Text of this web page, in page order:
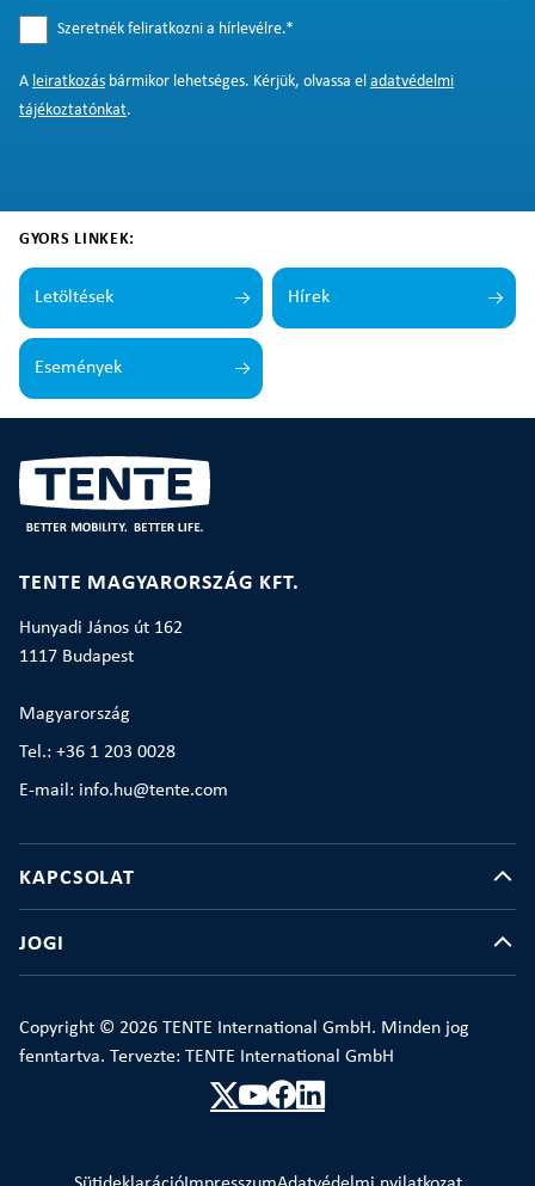
Szeretnék feliratkozni a hírlevélre.*
A leiratkozás bármikor lehetséges. Kérjük, olvassa el adatvédelmi
tájékoztatónkat.
GYORS LINKEK:
Letöltések Hírek
Események
TENTE MAGYARORSZÁG KFT.
Hunyadi János út 162
1117 Budapest
Magyarország
Tel.: +36 1 203 0028
E-mail: info.hu@tente.com
KAPCSOLAT
JOGI
Copyright © 2026 TENTE International GmbH. Minden jog
fenntartva. Tervezte: TENTE International GmbH